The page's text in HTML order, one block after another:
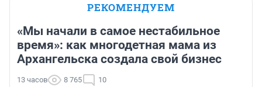
РЕКОМЕНДУЕМ
«Мы начали в самое нестабильное
время»: как многодетная мама из
Архангельска создала свой бизнес
13 часов 8 765 10